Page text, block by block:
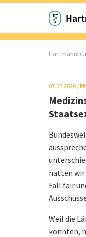
07.05.2020 /
hatten wir
Fall fair
Weil die
konnten,